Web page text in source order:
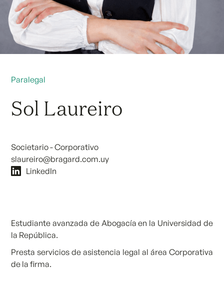
Paralegal
Sol Laureiro
Societario - Corporativo
slaureiro@bragard.com.uy
LinkedIn
Estudiante avanzada de Abogacía en la Universidad de
la República.
Presta servicios de asistencia legal al área Corporativa
de la firma.